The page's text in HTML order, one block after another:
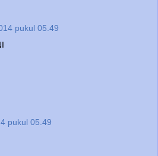
pukul 05.49
pukul 05.49